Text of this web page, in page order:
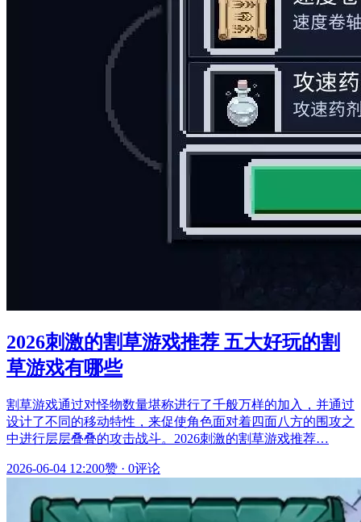
2026刺激的割草游戏推荐 五大好玩的割
草游戏有哪些
割草游戏通过对怪物数量堪称进行了千般万样的加入，并通过
设计了不同的移动特性，来促使角色面对着四面八方的围攻之
中进行层层叠叠的攻击战斗。2026刺激的割草游戏推荐…
2026-06-04 12:200赞 · 0评论